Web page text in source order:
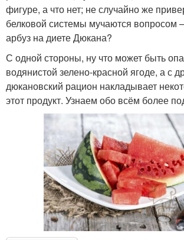
фигуре, а что нет; не случайно же
белковой системы мучаются
арбуз на диете Дюкана?
С одной стороны, ну что может быть
водянистой зелено-красной ягоде, а с
дюкановский рацион накладывает
этот продукт. Узнаем обо всём более